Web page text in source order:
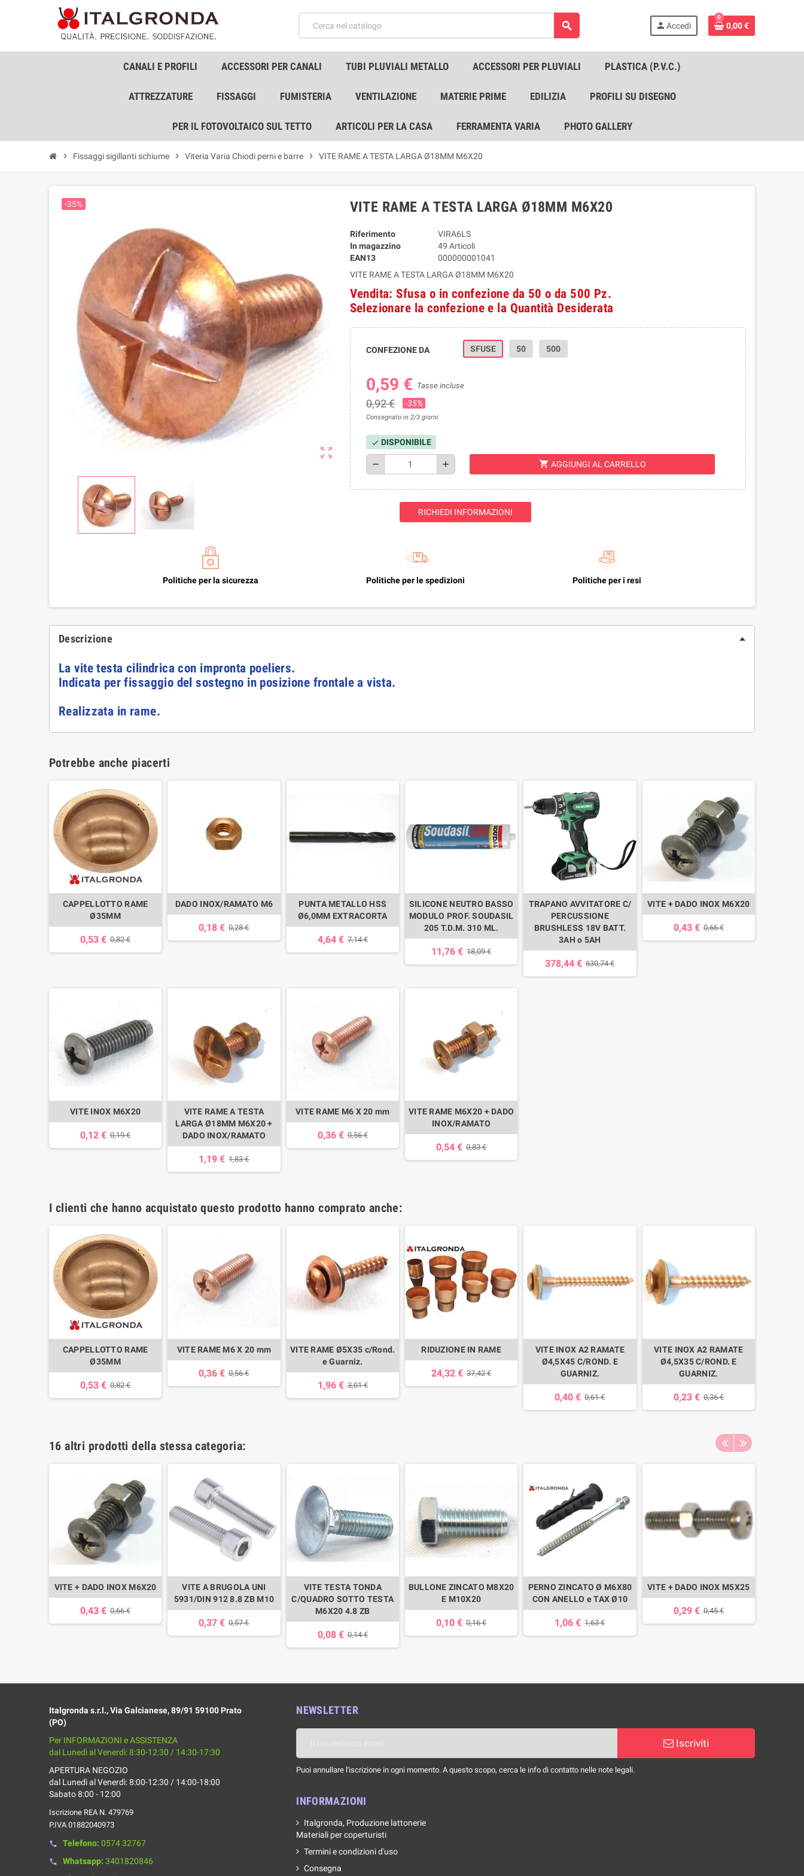
search person Accedi
0
0,00 €
CANALI E PROFILI ACCESSORI PER CANALI TUBI PLUVIALI METALLO ACCESSORI PER PLUVIALI PLASTICA (P.V.C.)
ATTREZZATURE FISSAGGI FUMISTERIA VENTILAZIONE MATERIE PRIME EDILIZIA PROFILI SU DISEGNO
PER IL FOTOVOLTAICO SUL TETTO ARTICOLI PER LA CASA FERRAMENTA VARIA PHOTO GALLERY
chevron_right Fissaggi sigillanti schiume chevron_right Viteria Varia Chiodi perni e barre chevron_right VITE RAME A TESTA LARGA Ø18MM M6X20
zoom_out_map
-35% VITE RAME A TESTA LARGA Ø18MM M6X20
Riferimento
VIRA6LS
In magazzino
49 Articoli
EAN13
000000001041
VITE RAME A TESTA LARGA Ø18MM M6X20
Vendita: Sfusa o in confezione da 50 o da 500 Pz.
Selezionare la confezione e la Quantità Desiderata
CONFEZIONE DA SFUSE 50 500
0,59 € Tasse incluse
0,92 € -35%
Consegnato in 2/3 giorni
check DISPONIBILE
remove add shopping_cart AGGIUNGI AL CARRELLO
RICHIEDI INFORMAZIONI
Politiche per la sicurezza Politiche per le spedizioni Politiche per i resi
Descrizione
La vite testa cilindrica con impronta poeliers.
Indicata per fissaggio del sostegno in posizione frontale a vista.
Realizzata in rame.
Potrebbe anche piacerti
CAPPELLOTTO RAME
Ø35MM
0,53 € 0,82 €
DADO INOX/RAMATO M6
0,18 € 0,28 €
PUNTA METALLO HSS
Ø6,0MM EXTRACORTA
4,64 € 7,14 €
SILICONE NEUTRO BASSO
MODULO PROF. SOUDASIL
205 T.D.M. 310 ML.
11,76 € 18,09 €
TRAPANO AVVITATORE C/
PERCUSSIONE
BRUSHLESS 18V BATT.
3AH o 5AH
378,44 € 630,74 €
VITE + DADO INOX M6X20
0,43 € 0,66 €
VITE INOX M6X20
0,12 € 0,19 €
VITE RAME A TESTA
LARGA Ø18MM M6X20 +
DADO INOX/RAMATO
1,19 € 1,83 €
VITE RAME M6 X 20 mm
0,36 € 0,56 €
VITE RAME M6X20 + DADO
INOX/RAMATO
0,54 € 0,83 €
I clienti che hanno acquistato questo prodotto hanno comprato anche:
CAPPELLOTTO RAME
Ø35MM
0,53 € 0,82 €
VITE RAME M6 X 20 mm
0,36 € 0,56 €
VITE RAME Ø5X35 c/Rond.
e Guarniz.
1,96 € 3,01 €
RIDUZIONE IN RAME
24,32 € 37,42 €
VITE INOX A2 RAMATE
Ø4,5X45 C/ROND. E
GUARNIZ.
0,40 € 0,61 €
VITE INOX A2 RAMATE
Ø4,5X35 C/ROND. E
GUARNIZ.
0,23 € 0,36 €
16 altri prodotti della stessa categoria:
VITE + DADO INOX M6X20
0,43 € 0,66 €
VITE A BRUGOLA UNI
5931/DIN 912 8.8 ZB M10
0,37 € 0,57 €
VITE TESTA TONDA
C/QUADRO SOTTO TESTA
M6X20 4.8 ZB
0,08 € 0,14 €
BULLONE ZINCATO M8X20
E M10X20
0,10 € 0,16 €
PERNO ZINCATO Ø M6X80
CON ANELLO e TAX Ø10
1,06 € 1,63 €
VITE + DADO INOX M5X25
0,29 € 0,45 €
Italgronda s.r.l., Via Galcianese, 89/91 59100 Prato
(PO)
Per INFORMAZIONI e ASSISTENZA
dal Lunedì al Venerdì: 8:30-12:30 / 14:30-17:30
APERTURA NEGOZIO
dal Lunedì al Venerdì: 8:00-12:30 / 14:00-18:00
Sabato 8:00 - 12:00
Iscrizione REA N. 479769
P.IVA 01882040973
phone Telefono: 0574 32767
phone Whatsapp: 3401820846
NEWSLETTER
Iscriviti
Puoi annullare l'iscrizione in ogni momento. A questo scopo, cerca le info di contatto nelle note legali.
INFORMAZIONI
Italgronda, Produzione lattonerie
Materiali per coperturisti
Termini e condizioni d'uso
Consegna